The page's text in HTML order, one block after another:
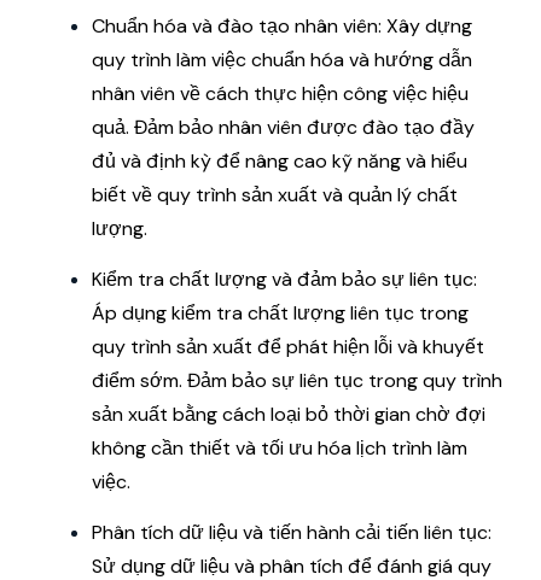
Chuẩn hóa và đào tạo nhân viên: Xây dựng
quy trình làm việc chuẩn hóa và hướng dẫn
nhân viên về cách thực hiện công việc hiệu
quả. Đảm bảo nhân viên được đào tạo đầy
đủ và định kỳ để nâng cao kỹ năng và hiểu
biết về quy trình sản xuất và quản lý chất
lượng.
Kiểm tra chất lượng và đảm bảo sự liên tục:
Áp dụng kiểm tra chất lượng liên tục trong
quy trình sản xuất để phát hiện lỗi và khuyết
điểm sớm. Đảm bảo sự liên tục trong quy trình
sản xuất bằng cách loại bỏ thời gian chờ đợi
không cần thiết và tối ưu hóa lịch trình làm
việc.
Phân tích dữ liệu và tiến hành cải tiến liên tục:
Sử dụng dữ liệu và phân tích để đánh giá quy